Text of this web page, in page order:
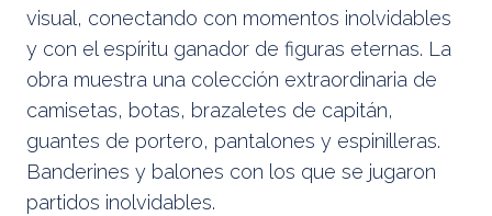
visual, conectando con momentos inolvidables
y con el espíritu ganador de figuras eternas. La
obra muestra una colección extraordinaria de
camisetas, botas, brazaletes de capitán,
guantes de portero, pantalones y espinilleras.
Banderines y balones con los que se jugaron
partidos inolvidables.